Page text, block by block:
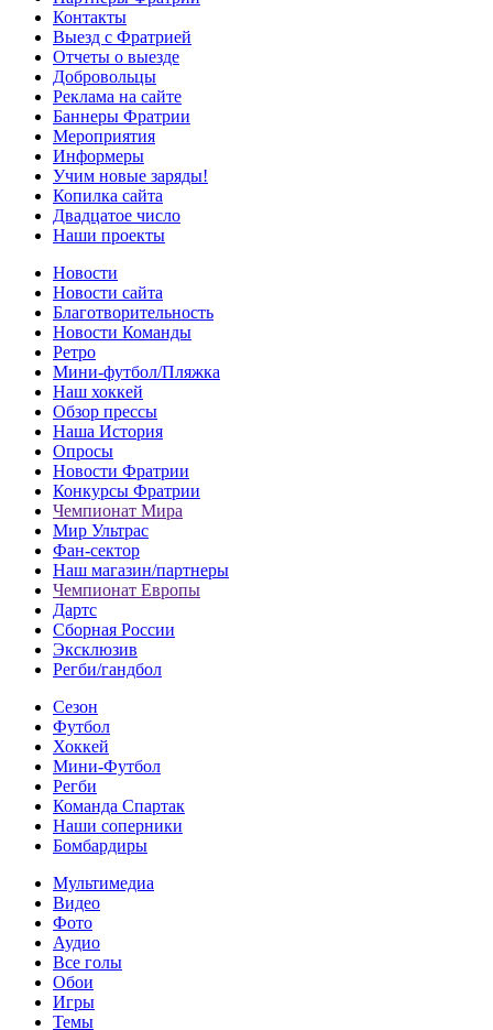
Контакты
Выезд с Фратрией
Отчеты о выезде
Добровольцы
Реклама на сайте
Баннеры Фратрии
Мероприятия
Информеры
Учим новые заряды!
Копилка сайта
Двадцатое число
Наши проекты
Новости
Новости сайта
Благотворительность
Новости Команды
Ретро
Мини-футбол/Пляжка
Наш хоккей
Обзор прессы
Наша История
Опросы
Новости Фратрии
Конкурсы Фратрии
Чемпионат Мира
Мир Ультрас
Фан-cектор
Наш магазин/партнеры
Чемпионат Европы
Дартс
Сборная России
Эксклюзив
Регби/гандбол
Сезон
Футбол
Хоккей
Мини-Футбол
Регби
Команда Спартак
Наши соперники
Бомбардиры
Мультимедиа
Видео
Фото
Аудио
Все голы
Обои
Игры
Темы